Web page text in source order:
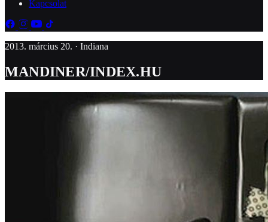
Kapcsolat
2013. március 20. · Indiana
MANDINER/INDEX.HU